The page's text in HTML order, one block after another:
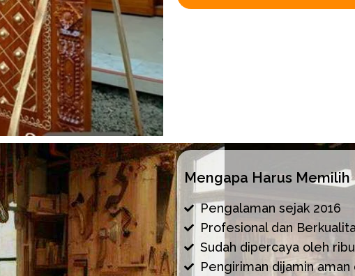
Mengapa Harus
Pengalaman sejak 2016
Profesional dan
Sudah dipercaya oleh
Pengiriman dijamin